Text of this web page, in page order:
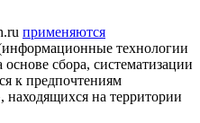
применяются
технологии
сбора, систематизации
к предпочтениям
находящихся на территории